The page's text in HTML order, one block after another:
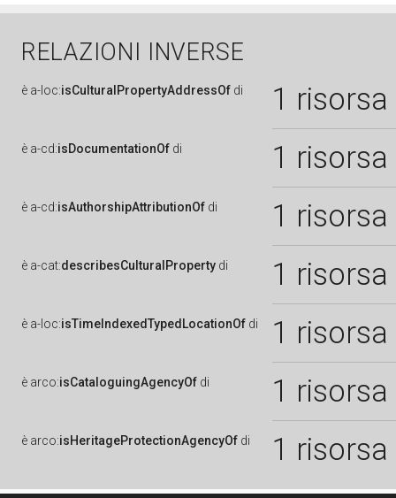
RELAZIONI INVERSE
è a-loc:isCulturalPropertyAddressOf di 1 risorsa
è a-cd:isDocumentationOf di 1 risorsa
è a-cd:isAuthorshipAttributionOf di 1 risorsa
è a-cat:describesCulturalProperty di 1 risorsa
è a-loc:isTimeIndexedTypedLocationOf di 1 risorsa
è arco:isCataloguingAgencyOf di 1 risorsa
è arco:isHeritageProtectionAgencyOf di 1 risorsa